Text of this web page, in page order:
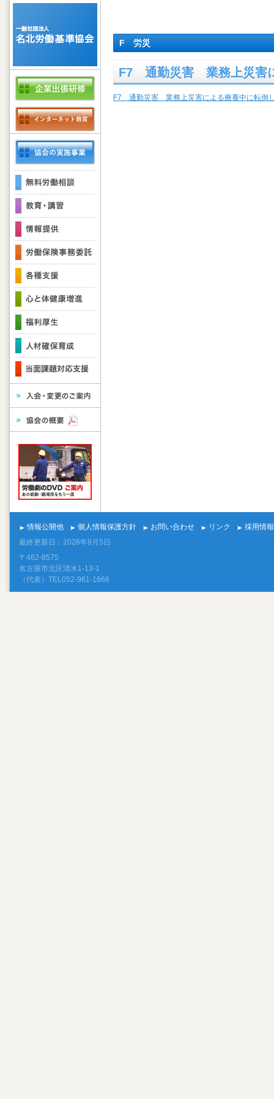
F 労災
F7 通勤災害 業務上災害
F7 通勤災害 業務上災害による療養中に転倒
情報公開他 個人情報保護方針 お問い合わせ リンク
採用情報
最終更新日：2026年8月5日
〒462-8575
名古屋市北区清水1-13-1
（代表）TEL052-961-1666